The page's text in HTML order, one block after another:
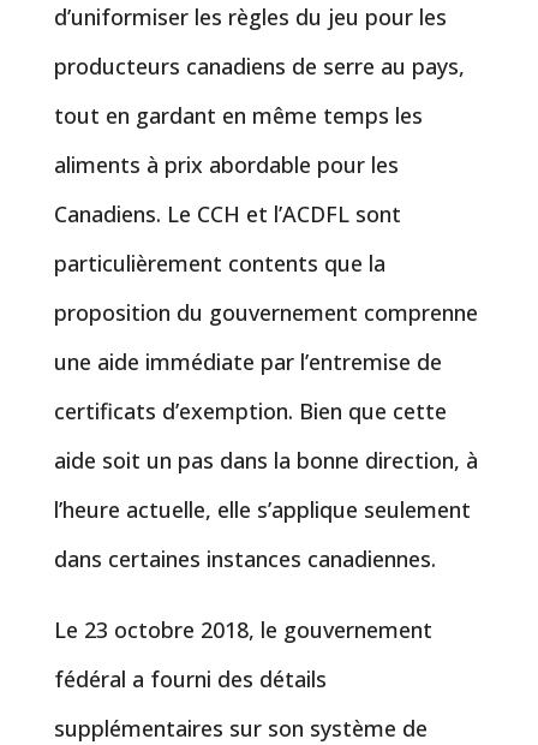
d’uniformiser les règles du jeu pour les
producteurs canadiens de serre au pays,
tout en gardant en même temps les
aliments à prix abordable pour les
Canadiens. Le CCH et l’ACDFL sont
particulièrement contents que la
proposition du gouvernement comprenne
une aide immédiate par l’entremise de
certificats d’exemption. Bien que cette
aide soit un pas dans la bonne direction, à
l’heure actuelle, elle s’applique seulement
dans certaines instances canadiennes.
Le 23 octobre 2018, le gouvernement
fédéral a fourni des détails
supplémentaires sur son système de